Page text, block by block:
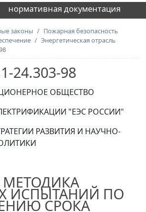
нормативная документация
законы
Пожарная безопасность
Энергетическая отрасль
24.303-98
ОБЩЕСТВО
"ЕЭС РОССИИ"
РАЗВИТИЯ И НАУЧНО-
ИСПЫТАНИЙ ПО
СРОКА